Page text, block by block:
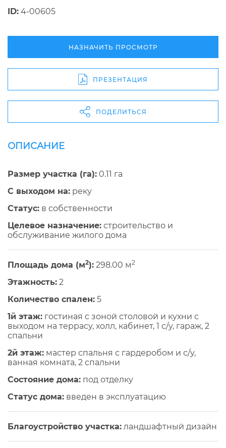
ID: 4-00605
НАЗНАЧИТЬ ПРОСМОТР
ПРЕЗЕНТАЦИЯ
ПОДЕЛИТЬСЯ
ОПИСАНИЕ
Размер участка (га): 0.11 га
С выходом на: реку
Cтатус: в собственности
Целевое назначение: строительство и
обслуживание жилого дома
Площадь дома (м2): 298.00 м2
Этажность: 2
Количество спален: 5
1й этаж: гостиная с зоной столовой и кухни с
выходом на террасу, холл, кабинет, 1 с/у, гараж, 2
спальни
2й этаж: мастер спальня с гардеробом и с/у,
ванная комната, 2 спальни
Состояние дома: под отделку
Статус дома: введен в эксплуатацию
Благоустройство участка: ландшафтный дизайн